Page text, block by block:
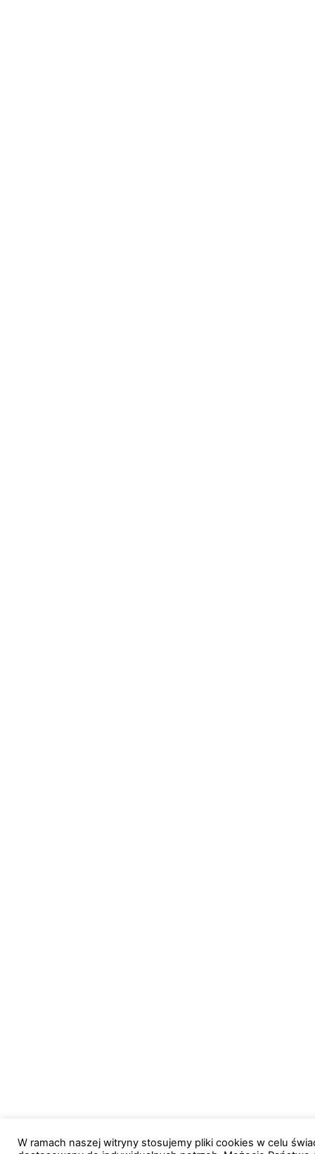
W ramach naszej witryny stosujemy pliki cookies w celu